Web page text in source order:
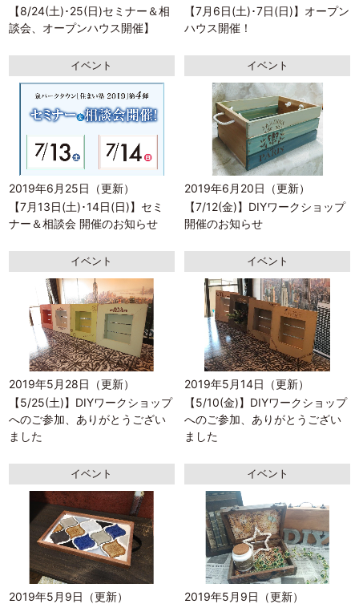
【8/24(土)･25(日)セミナー＆相
談会、オープンハウス開催】
【7月6日(土)･7日(日)】オープン
ハウス開催！
イベント
2019年6月25日（更新）
【7月13日(土)･14日(日)】セミ
ナー＆相談会 開催のお知らせ
イベント
2019年6月20日（更新）
【7/12(金)】DIYワークショップ
開催のお知らせ
イベント
2019年5月28日（更新）
【5/25(土)】DIYワークショップ
へのご参加、ありがとうござい
ました
イベント
2019年5月14日（更新）
【5/10(金)】DIYワークショップ
へのご参加、ありがとうござい
ました
イベント
2019年5月9日（更新）
イベント
2019年5月9日（更新）